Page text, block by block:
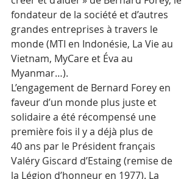
fondateur de la société et d’autres
grandes entreprises à travers le
monde (MTI en Indonésie, La Vie au
Vietnam, MyCare et Éva au
Myanmar…).
L’engagement de Bernard Forey en
faveur d’un monde plus juste et
solidaire a été récompensé une
première fois il y a déjà plus de
40 ans par le Président français
Valéry Giscard d’Estaing (remise de
la Légion d’honneur en 1977). La